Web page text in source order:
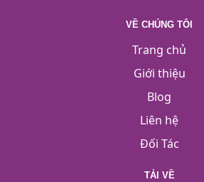
VỀ CHÚNG TÔI
Trang chủ
Giới thiệu
Blog
Liên hệ
Đối Tác
TẢI VỀ